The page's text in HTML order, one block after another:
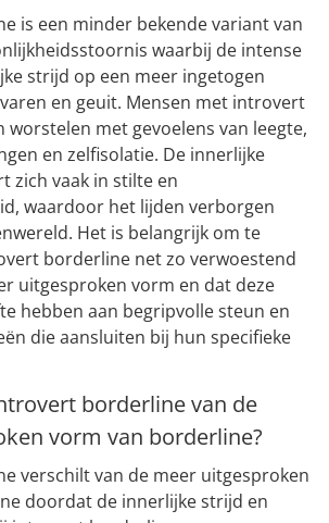
is een minder bekende variant van
waarbij de intense
strijd op een meer ingetogen
en geuit. Mensen met introvert
met gevoelens van leegte,
en zelfisolatie. De innerlijke
zich vaak in stilte en
waardoor het lijden verborgen
Het is belangrijk om te
borderline net zo verwoestend
uitgesproken vorm en dat deze
hebben aan begripvolle steun en
die aansluiten bij hun specifieke
borderline van de
vorm van borderline?
verschilt van de meer uitgesproken
doordat de innerlijke strijd en